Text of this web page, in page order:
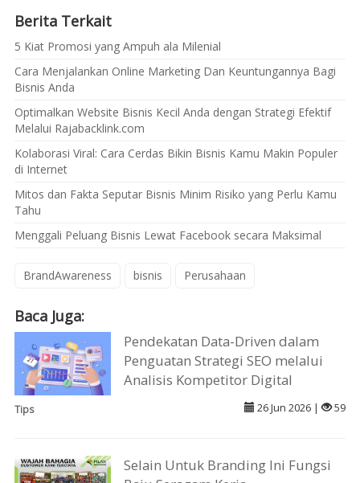
Berita Terkait
5 Kiat Promosi yang Ampuh ala Milenial
Cara Menjalankan Online Marketing Dan Keuntungannya Bagi
Bisnis Anda
Optimalkan Website Bisnis Kecil Anda dengan Strategi Efektif
Melalui Rajabacklink.com
Kolaborasi Viral: Cara Cerdas Bikin Bisnis Kamu Makin Populer
di Internet
Mitos dan Fakta Seputar Bisnis Minim Risiko yang Perlu Kamu
Tahu
Menggali Peluang Bisnis Lewat Facebook secara Maksimal
BrandAwareness bisnis Perusahaan
Baca Juga:
Pendekatan Data-Driven dalam
Penguatan Strategi SEO melalui
Analisis Kompetitor Digital
Tips 26 Jun 2026 | 59
Selain Untuk Branding Ini Fungsi